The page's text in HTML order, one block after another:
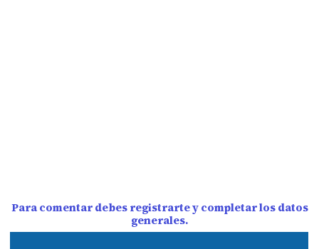
Para comentar debes registrarte y completar los datos
generales.